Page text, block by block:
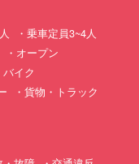
乗車定員3~4人
オープン
バイク
貨物・トラック